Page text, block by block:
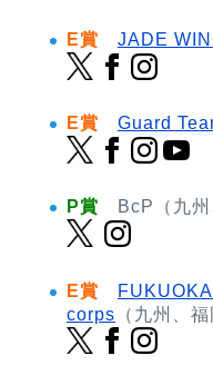
E賞 JADE
E賞 Guard
P賞 BcP（九州
E賞
corps （九州、福